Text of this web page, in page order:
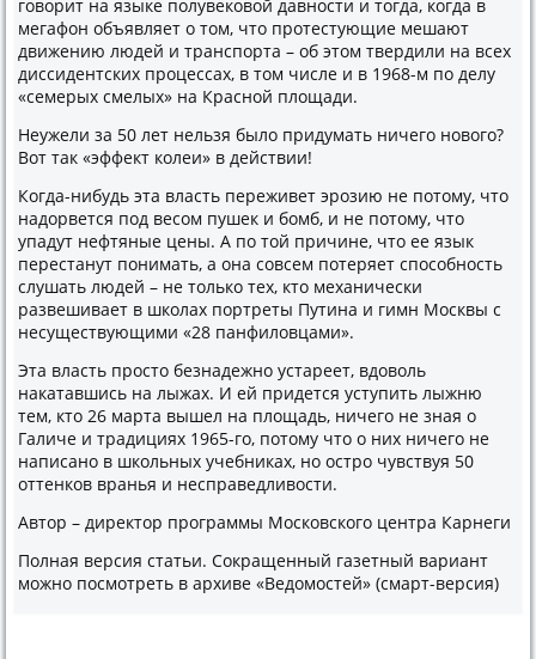
говорит на языке полувековой давности и тогда, когда в
мегафон объявляет о том, что протестующие мешают
движению людей и транспорта – об этом твердили на всех
диссидентских процессах, в том числе и в 1968-м по делу
«семерых смелых» на Красной площади.
Неужели за 50 лет нельзя было придумать ничего нового?
Вот так «эффект колеи» в действии!
Когда-нибудь эта власть переживет эрозию не потому, что
надорвется под весом пушек и бомб, и не потому, что
упадут нефтяные цены. А по той причине, что ее язык
перестанут понимать, а она совсем потеряет способность
слушать людей – не только тех, кто механически
развешивает в школах портреты Путина и гимн Москвы с
несуществующими «28 панфиловцами».
Эта власть просто безнадежно устареет, вдоволь
накатавшись на лыжах. И ей придется уступить лыжню
тем, кто 26 марта вышел на площадь, ничего не зная о
Галиче и традициях 1965-го, потому что о них ничего не
написано в школьных учебниках, но остро чувствуя 50
оттенков вранья и несправедливости.
Автор – директор программы Московского центра Карнеги
Полная версия статьи. Сокращенный газетный вариант
можно посмотреть в архиве «Ведомостей» (смарт-версия)